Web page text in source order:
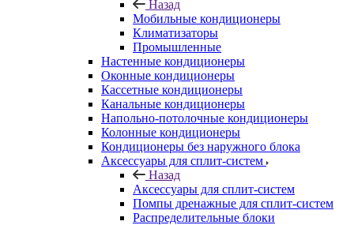
Назад
Мобильные кондиционеры
Климатизаторы
Промышленные
Настенные кондиционеры
Оконные кондиционеры
Кассетные кондиционеры
Канальные кондиционеры
Напольно-потолочные кондиционеры
Колонные кондиционеры
Кондиционеры без наружного блока
Аксессуары для сплит-систем
Назад
Аксессуары для сплит-систем
Помпы дренажные для сплит-систем
Распределительные блоки